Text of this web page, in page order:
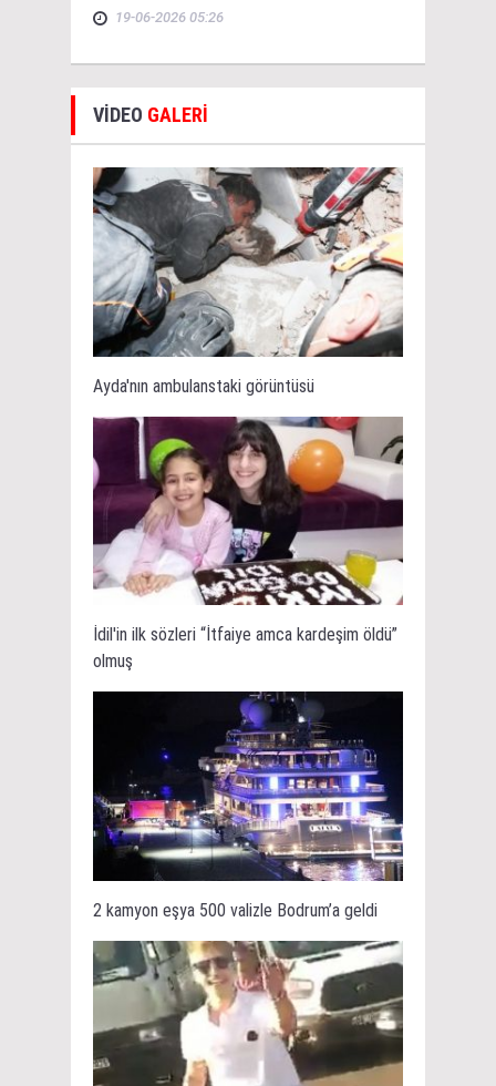
19-06-2026 05:26
VİDEO GALERİ
Ayda'nın ambulanstaki görüntüsü
İdil'in ilk sözleri “İtfaiye amca kardeşim öldü”
olmuş
2 kamyon eşya 500 valizle Bodrum’a geldi